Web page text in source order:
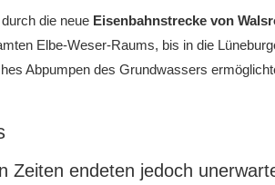
die neue Eisenbahnstrecke von
Elbe-Weser-Raums, bis in die
Abpumpen des Grundwassers
Zeiten endeten jedoch